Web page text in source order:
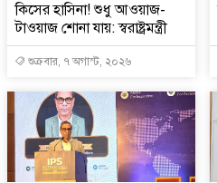
কিসের হাসিনা! শুধু আওয়াজ-
টাওয়াজ শোনা যায়: স্বরাষ্ট্রমন্ত্রী
শুক্রবার, ৭ অগাস্ট, ২০২৬